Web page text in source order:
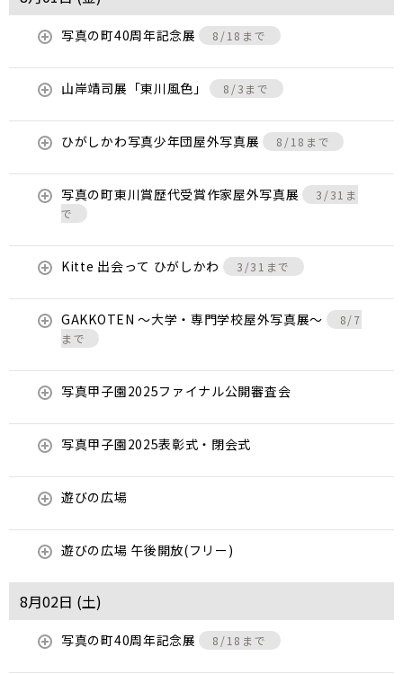
写真の町40周年記念展 8/18まで
山岸靖司展「東川風色」 8/3まで
ひがしかわ写真少年団屋外写真展 8/18まで
写真の町東川賞歴代受賞作家屋外写真展
3/31ま
で
Kitte 出会って ひがしかわ 3/31まで
GAKKOTEN ～大学・専門学校屋外写真展～
8/7
まで
写真甲子園2025ファイナル公開審査会
写真甲子園2025表彰式・閉会式
遊びの広場
遊びの広場 午後開放(フリー)
8月02日 (土)
写真の町40周年記念展 8/18まで